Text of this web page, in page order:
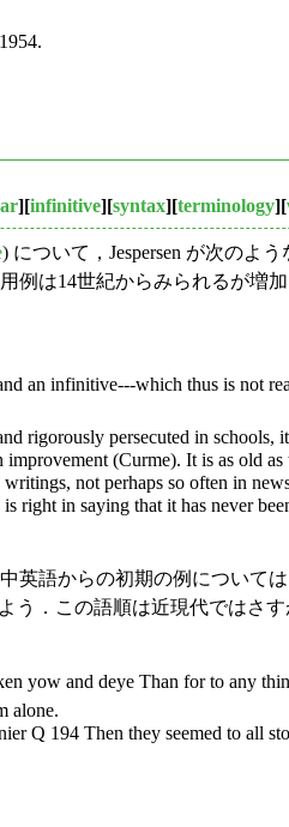
][infinitive][syntax][terminology][
) について，Jespersen が次のよ
例は14世紀からみられるが増
an infinitive---which thus is not
rigorously persecuted in schools,
(Curme). It is as old
not perhaps so often in
right in saying that it has never
語からの初期の例について
う．この語順は近現代ではさす
yow and deye Than for to any
alone.
Q 194 Then they seemed to all